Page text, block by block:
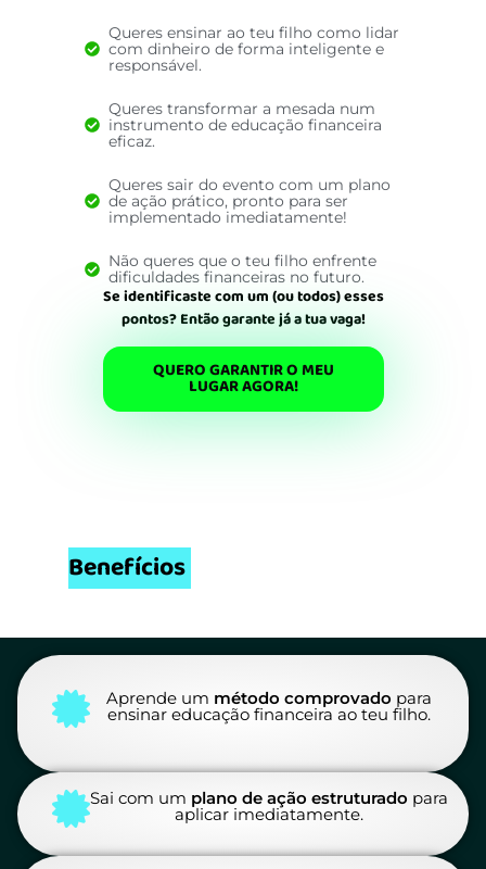
Queres ensinar ao teu filho como lidar
com dinheiro de forma inteligente e
responsável.
Queres transformar a mesada num
instrumento de educação financeira
eficaz.
Queres sair do evento com um plano
de ação prático, pronto para ser
implementado imediatamente!
Não queres que o teu filho enfrente
dificuldades financeiras no futuro.
Se identificaste com um (ou todos) esses
pontos?Então garante já a tua vaga!
QUERO GARANTIR O MEU
LUGAR AGORA!
Benefícios
Participar no Evento
Aprende um método comprovado para
ensinar educação financeira ao teu filho.
Sai com um plano de ação estruturado para
aplicar imediatamente.